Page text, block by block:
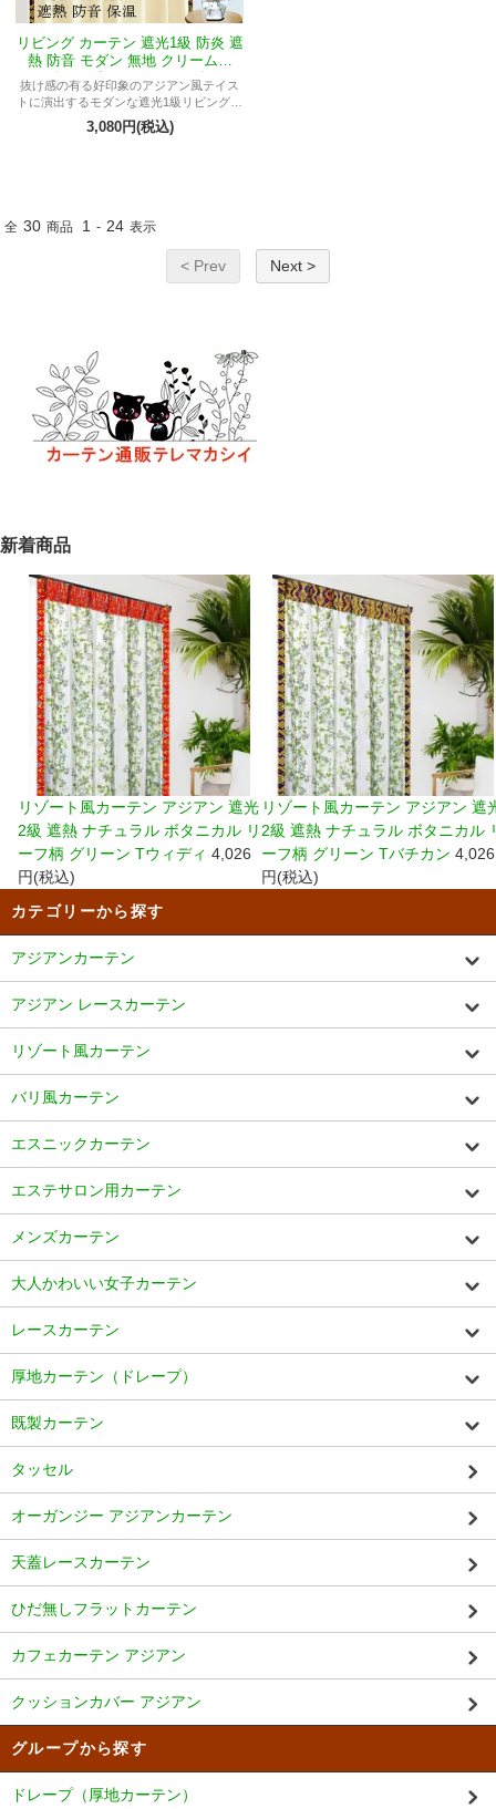
リビング カーテン 遮光1級 防炎 遮
熱 防音 モダン 無地 クリーム色
《マーブルMジンバラン》
抜け感の有る好印象のアジアン風テイス
トに演出するモダンな遮光1級リビングカ
ーテン
3,080円(税込)
全 30 商品 1 - 24 表示
< Prev Next >
新着商品
リゾート風カーテン アジアン 遮光
2級 遮熱 ナチュラル ボタニカル リ
ーフ柄 グリーン Tウィディ 4,026
円(税込)
リゾート風カーテン アジアン 遮
2級 遮熱 ナチュラル ボタニカル
ーフ柄 グリーン Tバチカン 4,026
円(税込)
カテゴリーから探す
アジアンカーテン
アジアン レースカーテン
リゾート風カーテン
バリ風カーテン
エスニックカーテン
エステサロン用カーテン
メンズカーテン
大人かわいい女子カーテン
レースカーテン
厚地カーテン（ドレープ）
既製カーテン
タッセル
オーガンジー アジアンカーテン
天蓋レースカーテン
ひだ無しフラットカーテン
カフェカーテン アジアン
クッションカバー アジアン
グループから探す
ドレープ（厚地カーテン）